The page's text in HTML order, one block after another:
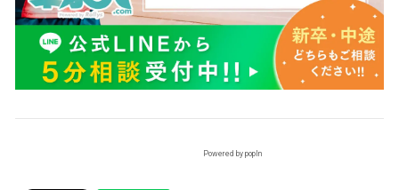
Powered by popIn